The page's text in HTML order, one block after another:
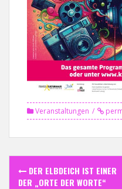
Veranstaltungen
PostDER ELBDEICH IST EINER
DER „ORTE DER WORTE“